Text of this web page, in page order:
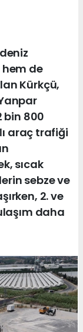
de
Kürkçü,
bin 800
araç trafiği
sıcak
sebze ve
2. ve
daha